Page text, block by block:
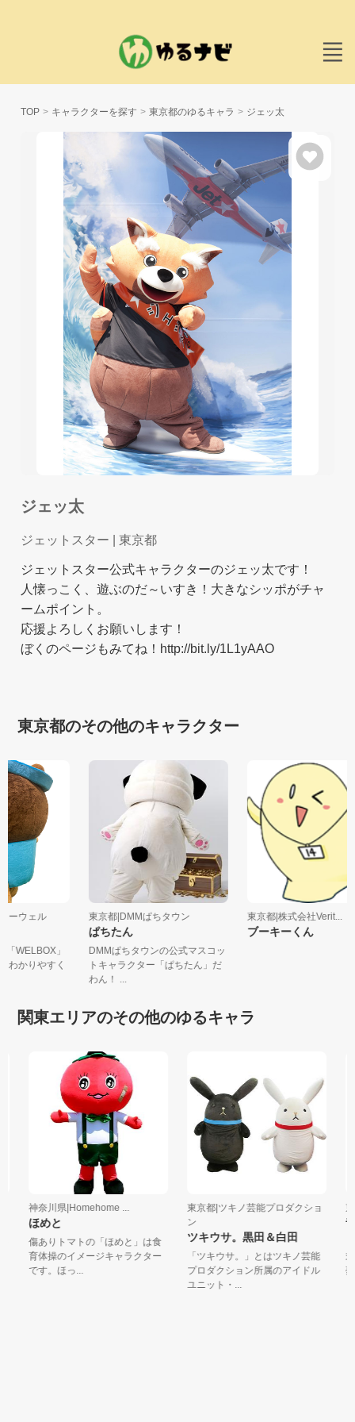
TOP キャラクターを探す 東京都のゆるキャラ ジェッ太
ジェッ太
ジェットスター | 東京都
ジェットスター公式キャラクターのジェッ太です！
人懐っこく、遊ぶのだ～いすき！大きなシッポがチャ
ームポイント。
応援よろしくお願いします！
ぼくのページもみてね！http://bit.ly/1L1yAAO
東京都のその他のキャラクター
イーウェル
「WELBOX」
わかりやすく
東京都|DMMぱちタウン
ぱちたん
DMMぱちタウンの公式マスコッ
トキャラクター「ぱちたん」だ
わん！ ...
東京都|株式会社Verit...
ブーキーくん
関東エリアのその他のゆるキャラ
神奈川県|Homehome ...
ほめと
傷ありトマトの「ほめと」は食
育体操のイメージキャラクター
です。ほっ...
東京都|ツキノ芸能プロダクショ
ツキウサ。黒田＆白田
「ツキウサ。」とはツキノ芸能
プロダクション所属のアイドル
ユニット・...
東
青
式
夢